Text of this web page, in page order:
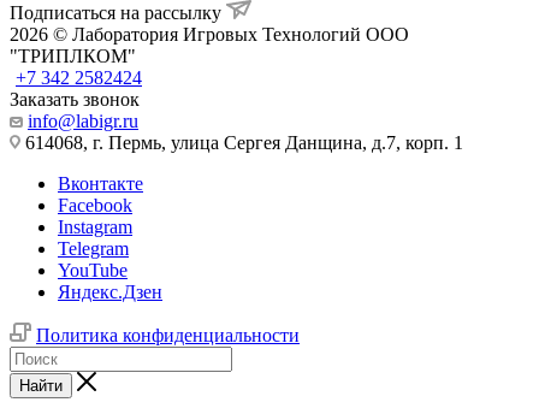
Подписаться на рассылку
2026 © Лаборатория Игровых Технологий ООО
"ТРИПЛКОМ"
+7 342 2582424
Заказать звонок
info@labigr.ru
614068, г. Пермь, улица Сергея Данщина, д.7, корп. 1
Вконтакте
Facebook
Instagram
Telegram
YouTube
Яндекс.Дзен
Политика конфиденциальности
Найти